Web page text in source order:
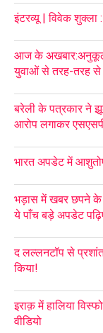
इंटरव्यू | विवेक शुक्ला :
आज के अखबार:अनुकूल
युवाओं से तरह-तरह
बरेली के पत्रकार ने
आरोप लगाकर
भारत अपडेट में
भड़ास में खबर छपने के
ये पाँच बड़े अपडेट
द लल्लनटॉप से
किया!
इराक़ में हालिया
वीडियो